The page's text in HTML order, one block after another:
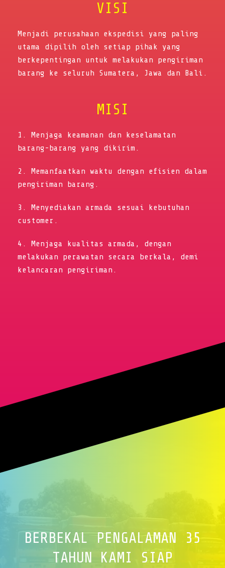
VISI
Menjadi perusahaan ekspedisi yang paling
utama dipilih oleh setiap pihak yang
berkepentingan untuk melakukan pengiriman
barang ke seluruh Sumatera, Jawa dan Bali.
MISI
1. Menjaga keamanan dan keselamatan
barang-barang yang dikirim.
2. Memanfaatkan waktu dengan efisien dalam
pengiriman barang.
3. Menyediakan armada sesuai kebutuhan
customer.
4. Menjaga kualitas armada, dengan
melakukan perawatan secara berkala, demi
kelancaran pengiriman.
BERBEKAL PENGALAMAN 35
TAHUN KAMI SIAP